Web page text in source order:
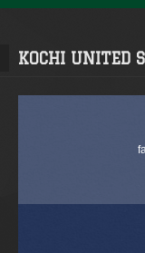
KOCHI